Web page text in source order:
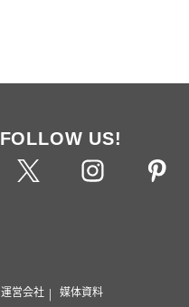
FOLLOW US!
運営会社 媒体資料